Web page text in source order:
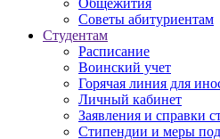
Общежития
Советы абитуриентам
Студентам
Расписание
Воинский учет
Горячая линия для
Личный кабинет
Заявления и справки
Стипендии и меры